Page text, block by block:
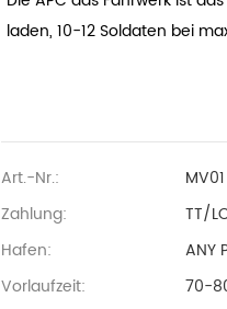
laden, 10-12 Soldaten bei
Art.-Nr.:
MV01
Zahlung:
TT/
Hafen:
ANY
Vorlaufzeit:
70-